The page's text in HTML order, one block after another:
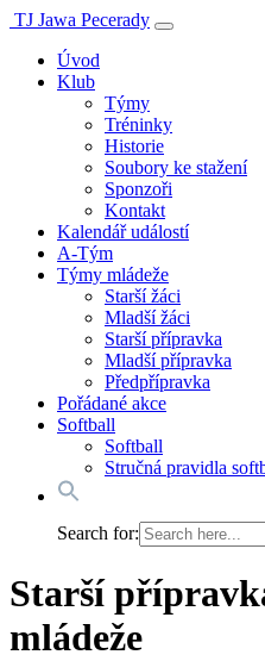
TJ Jawa Pecerady
Úvod
Klub
Týmy
Tréninky
Historie
Soubory ke stažení
Sponzoři
Kontakt
Kalendář událostí
A-Tým
Týmy mládeže
Starší žáci
Mladší žáci
Starší přípravka
Mladší přípravka
Předpřípravka
Pořádané akce
Softball
Softball
Stručná pravidla
Search for:
Starší
mládeže